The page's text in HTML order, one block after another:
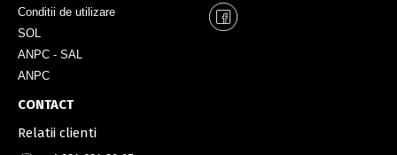
Conditii de utilizare
SOL
ANPC - SAL
ANPC
CONTACT
Relatii clienti